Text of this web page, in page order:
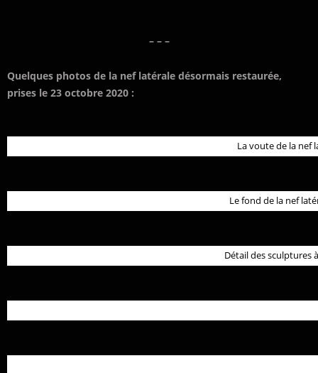
– – –
Quelques photos de la nef latérale désormais restaurée,
prises le 23 octobre 2020 :
La voute de la nef
Le fond de la nef
Détail des sculptures